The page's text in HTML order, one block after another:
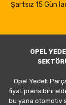
Şartsız 15 Gün
OPEL
Opel Yedek
fiyat prensibini
bu yana otomotiv